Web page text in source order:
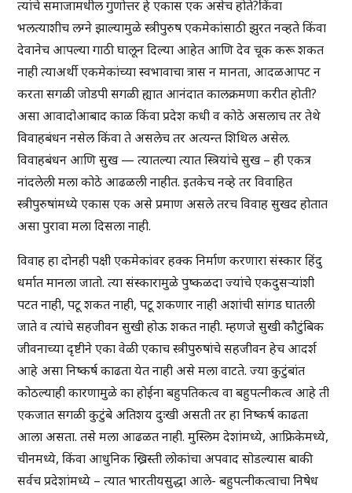
त्यांचे समाजामधील गुणोत्तर हे एकास एक असेच होते?किंवा
भलत्याशीच लग्ने झाल्यामुळे स्त्रीपुरुष एकमेकांसाठी झुरत नव्हते किंवा
देवानेच आपल्या गाठी घालून दिल्या आहेत आणि देव चूक करू शकत
नाही त्याअर्थी एकमेकांच्या स्वभावाचा त्रास न मानता, आदळआपट न
करता सगळी जोडपी सगळी ह्यात आनंदात कालक्रमणा करीत होती?
असा आवादोआबाद काळ किंवा प्रदेश कधी व कोठे असलाच तर तेथे
विवाहबंधन नसेल किंवा ते असलेच तर अत्यन्त शिथिल असेल.
विवाहबंधन आणि सुख — त्यातल्या त्यात स्त्रियांचे सुख – ही एकत्र
नांदलेली मला कोठे आढळली नाहीत. इतकेच नव्हे तर विवाहित
स्त्रीपुरुषांमध्ये एकास एक असे प्रमाण असले तरच विवाह सुखद होतात
असा पुरावा मला दिसला नाही.
विवाह हा दोनही पक्षी एकमेकांवर हक्क निर्माण करणारा संस्कार हिंदु
धर्मात मानला जातो. त्या संस्कारामुळे पुष्कळदा ज्यांचे एकदुसर्‍यांशी
पटत नाही, पटू शकत नाही, पटू शकणार नाही अशांची सांगड घातली
जाते व त्यांचे सहजीवन सुखी होऊ शकत नाही. म्हणजे सुखी कौटुंबिक
जीवनाच्या दृष्टीने एका वेळी एकाच स्त्रीपुरुषांचे सहजीवन हेच आदर्श
आहे असा निष्कर्ष काढता येत नाही असे मला वाटते. ज्या कुटुंबांत
कोठल्याही कारणामुळे का होईना बहुपतिकत्व वा बहुपत्नीकत्व आहे ती
एकजात सगळी कुटुंबे अतिशय दुःखी असती तर हा निष्कर्ष काढता
आला असता. तसे मला आढळत नाही. मुस्लिम देशांमध्ये, आफ्रिकेमध्ये,
चीनमध्ये, किंवा आधुनिक ख्रिस्ती लोकांचा अपवाद सोडल्यास बाकी
सर्वच प्रदेशांमध्ये – त्यात भारतीयसुद्धा आले- बहुपत्नीकत्वाचा निषेध